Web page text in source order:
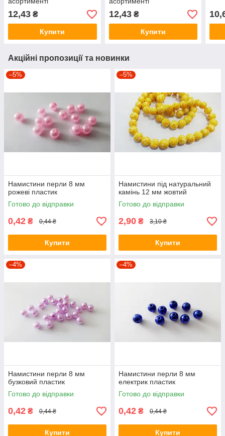
12,43 ₴
Купити
12,43₴
Купити
Акційні пропозиції та новинки
–5%
Намистини перли 8 мм
рожеві пластик
Готово до відправки
0,42 ₴ 0,44 ₴
Купити
–5%
Намистини під натуральний
камінь 12 мм жовтий
Готово до відправки
2,90 ₴ 3,10 ₴
Купити
–4%
Намистини перли 8 мм
бузковий пластик
Готово до відправки
0,42 ₴ 0,44 ₴
Купити
–4%
Намистини перли 8 мм
електрик пластик
Готово до відправки
0,42 ₴ 0,44 ₴
Купити